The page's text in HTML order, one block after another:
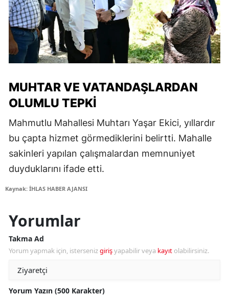
MUHTAR VE VATANDAŞLARDAN
OLUMLU TEPKI
Mahmutlu Mahallesi Muhtarı Yaşar Ekici, yıllardır
bu çapta hizmet görmediklerini belirtti. Mahalle
sakinleri yapılan çalışmalardan memnuniyet
duyduklarını ifade etti.
Kaynak: İHLAS HABER AJANSI
Yorumlar
Takma Ad
Yorum yapmak için, istersenizgirişyapabilir veya kayıt olabilirsiniz.
Yorum Yazın (500 Karakter)